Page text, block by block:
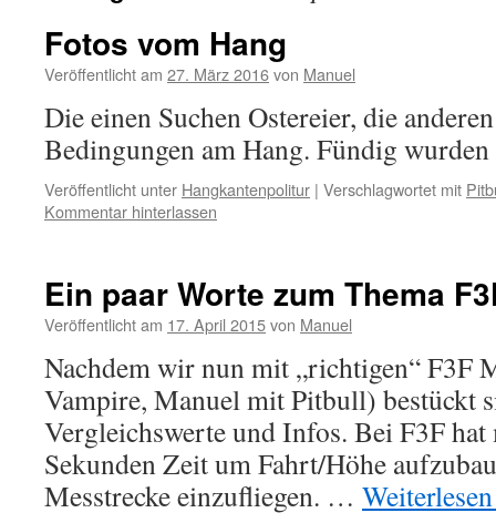
Fotos vom Hang
Veröffentlicht am 27. März 2016von Manuel
Die einen Suchen Ostereier, die
Bedingungen am Hang. Fündig
Veröffentlicht unter Hangkantenpolitur | Verschlagwortet mit
Kommentar hinterlassen
Ein paar Worte zum Thema
Veröffentlicht am 17. April 2015von Manuel
Nachdem wir nun mit „richtigen“ F3F
Vampire, Manuel mit Pitbull) bestückt
Vergleichswerte und Infos. Bei F3F hat
Sekunden Zeit um Fahrt/Höhe
Messtrecke einzufliegen. …